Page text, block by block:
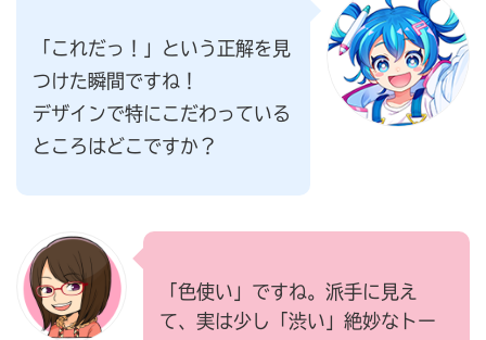
「これだっ！」という正解を見
つけた瞬間ですね！
デザインで特にこだわっている
ところはどこですか？
「色使い」ですね。派手に見え
て、実は少し「渋い」絶妙なトー